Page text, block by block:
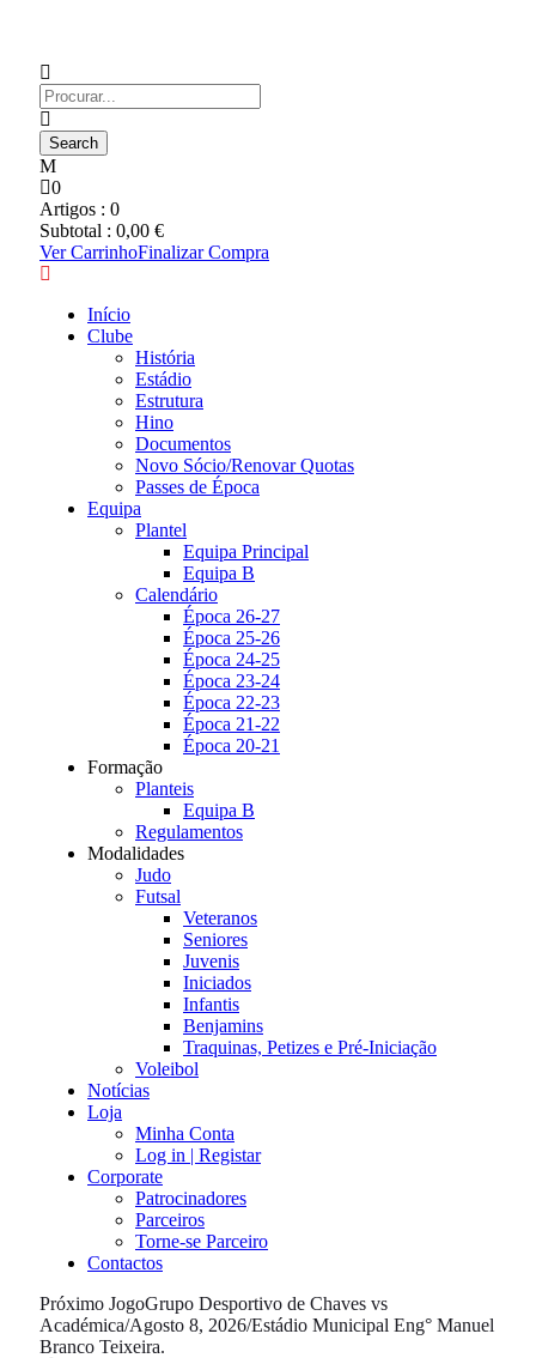
0
Artigos : 0
Subtotal : 0,00 €
Ver CarrinhoFinalizar Compra
Início
Clube
História
Estádio
Estrutura
Hino
Documentos
Novo Sócio/Renovar Quotas
Passes de Época
Equipa
Plantel
Equipa Principal
Equipa B
Calendário
Época 26-27
Época 25-26
Época 24-25
Época 23-24
Época 22-23
Época 21-22
Época 20-21
Formação
Planteis
Equipa B
Regulamentos
Modalidades
Judo
Futsal
Veteranos
Seniores
Juvenis
Iniciados
Infantis
Benjamins
Traquinas, Petizes e Pré-Iniciação
Voleibol
Notícias
Loja
Minha Conta
Log in | Registar
Corporate
Patrocinadores
Parceiros
Torne-se Parceiro
Contactos
Próximo JogoGrupo Desportivo de Chaves vs
Académica/Agosto 8, 2026/Estádio Municipal Eng° Manuel
Branco Teixeira.